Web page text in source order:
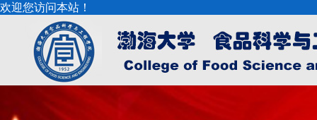
欢迎您访问本站！